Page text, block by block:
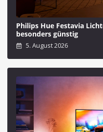
Philips Hue Festavia
besonders günstig
5. August 2026